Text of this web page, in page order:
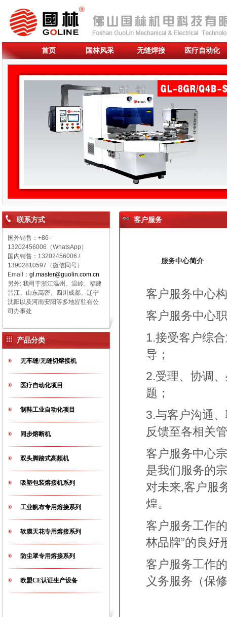
首页 国林风采 无缝焊接 医疗自动化
联系方式
国外销售：+86-
13202456006（WhatsApp）
国内销售： 13202456006 /
13902810597（微信同号）
Email： gl.master@guolin.com.cn
另外: 我司于浙江温州、温岭、福建
晋江、山东高密、四川成都、辽宁
沈阳以及河南安阳等多地皆驻有公
司办事处
产品分类
无车缝/无缝切熔接机
医疗自动化项目
制鞋工业自动化项目
同步熔断机
双头脚踏式高频机
吸塑包装熔接机系列
工业帆布专用熔接系列
软膜天花专用熔接系列
防尘罩专用熔接系列
欧盟CE认证生产设备
客户服务
服务中心简介
客户服务中心
客户服务中心
1.接受客户综
导；
2.受理、协调
题；
3.与客户沟通
反馈至各相关
客户服务中心
是我们服务的
对未来,客户服
煌。
客户服务工作
林品牌”的良好
客户服务工作
义务服务（保